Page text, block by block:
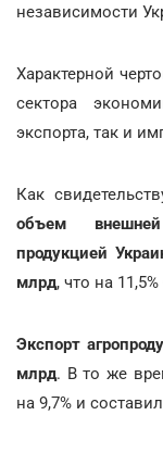
независимости
Характерной
сектора
экспорта, так и
Как
объем внешней
продукцией
млрд, что на
Экспорт
млрд. В то же
на 9,7% и